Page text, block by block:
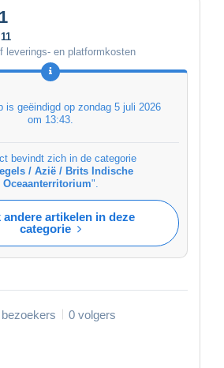
leverings- en platformkosten
is geëindigd op zondag 5 juli 2026
om 13:43
bevindt zich in de categorie
/ Azië / Brits Indische
Oceaanterritorium".
andere artikelen in deze
categorie
bezoekers 0 volgers